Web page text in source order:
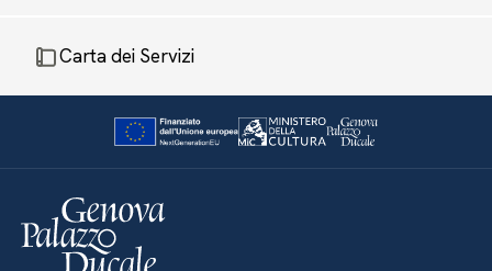
Carta dei Servizi